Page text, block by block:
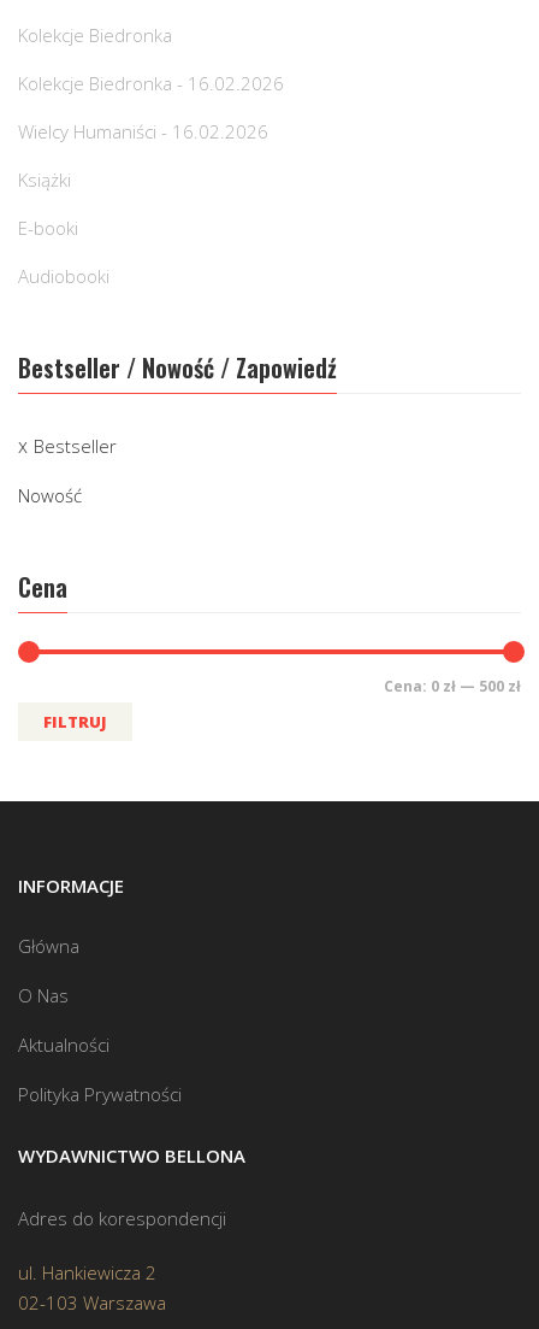
Kolekcje Biedronka
Kolekcje Biedronka - 16.02.2026
Wielcy Humaniści - 16.02.2026
Książki
E-booki
Audiobooki
Bestseller / Nowość / Zapowiedź
Bestseller
Nowość
Cena
FILTRUJ
Cena: 0 zł — 500 zł
INFORMACJE
Główna
O Nas
Aktualności
Polityka Prywatności
WYDAWNICTWO BELLONA
Adres do korespondencji
ul. Hankiewicza 2
02-103 Warszawa